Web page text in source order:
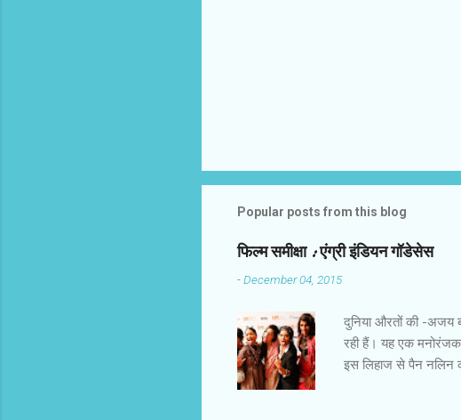
Popular posts from this blog
फिल्‍म समीक्षा : एंग्री इंडियन गॉडेसेस
-December 04, 2015
दुनिया औरतों की -अजय
रही हैं। यह एक मनोरंजक
इस लिहाज से पैन नलिन
होती हैं। उनमें से एक